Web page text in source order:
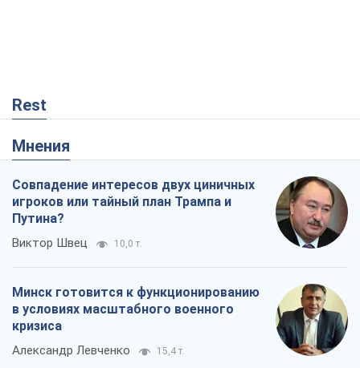
Rest
Мнения
Совпадение интересов двух циничных
игроков или тайный план Трампа и
Путина?
Виктор Швец 10,0 т.
Минск готовится к функционированию
в условиях масштабного военного
кризиса
Александр Левченко 15,4 т.